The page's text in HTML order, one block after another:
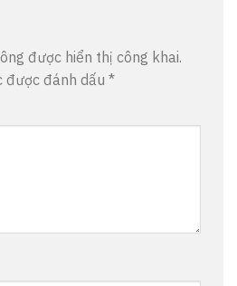
được hiển thị công khai.
được đánh dấu *